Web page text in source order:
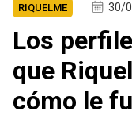
RIQUELME 30/
Los
que
cómo le